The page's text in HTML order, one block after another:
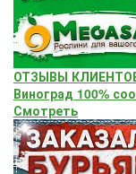
ОТЗЫВЫ
Виноград 100%
Смотреть